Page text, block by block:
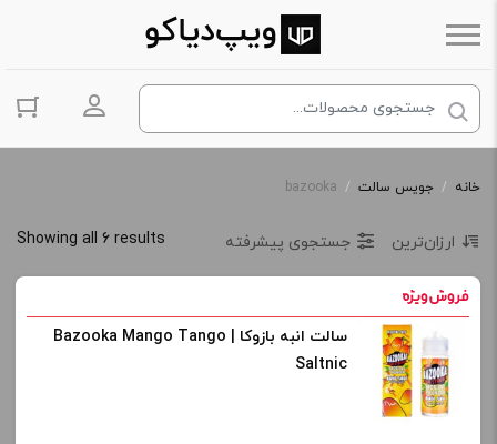
ورود به
خانه / جویس سالت /
bazooka
Showing all 6 results ارزان‌ترین جستجوی پیشرفته
سالت انبه بازوکا | Bazooka Mango Tango
Saltnic